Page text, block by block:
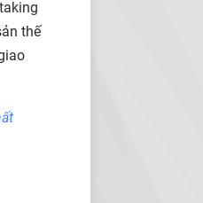
thế